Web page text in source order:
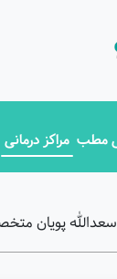
مطب مراکز درمانی
سعدالله